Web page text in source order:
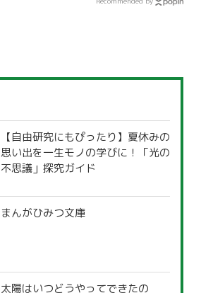
【自由研究にもぴったり】夏休みの
思い出を一生モノの学びに！「光の
不思議」探究ガイド
まんがひみつ文庫
太陽はいつどうやってできたの